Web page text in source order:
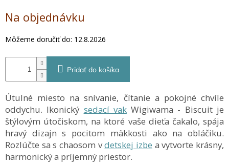
cena:
Na objednávku
Môžeme doručiť do: 12.8.2026
Pridať do košíka
Útulné miesto na snívanie, čítanie a pokojné chvíle
oddychu. Ikonický sedací vakWigiwama - Biscuit je
štýlovým útočiskom, na ktoré vaše dieťa čakalo, spája
hravý dizajn s pocitom mäkkosti ako na obláčiku.
Rozlúčte sa s chaosom vdetskej izbe a vytvorte krásny,
harmonický a príjemný priestor.